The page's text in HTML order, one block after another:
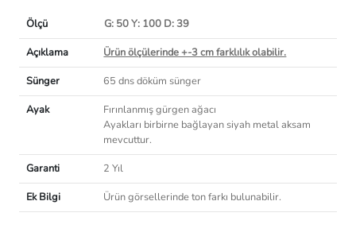
Ölçü
G: 50 Y: 100 D: 39
Açıklama
Ürün ölçülerinde +-3 cm farklılık olabilir.
Sünger
65 dns döküm sünger
Ayak
Fırınlanmış gürgen ağacı
Ayakları birbirne bağlayan siyah metal aksam
mevcuttur.
Garanti
2 Yıl
Ek Bilgi
Ürün görsellerinde ton farkı bulunabilir.